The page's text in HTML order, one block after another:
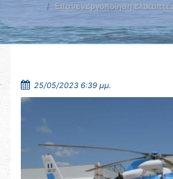
Επανενεργοποίηση
25/05/2023 6:39 μμ.